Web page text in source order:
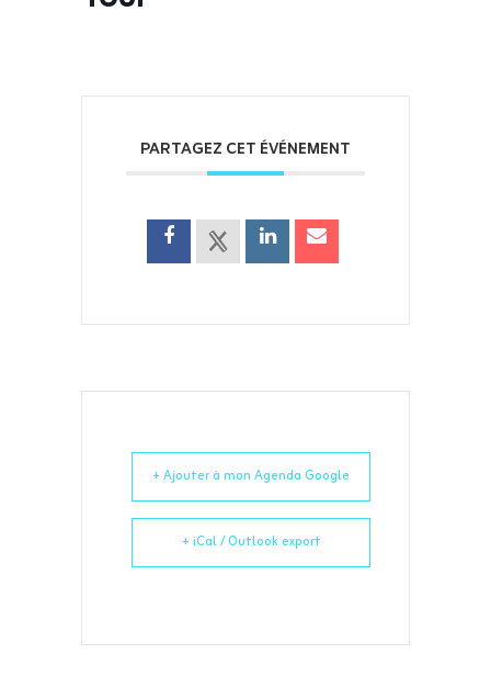
PARTAGEZ CET ÉVÉNEMENT
+ Ajouter à mon Agenda Google
+ iCal / Outlook export